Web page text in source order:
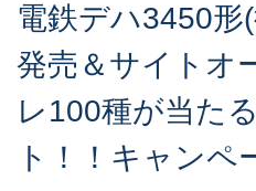
電鉄デハ3450形(
発売＆サイトオ
レ100種が当た
ト！！キャンペ